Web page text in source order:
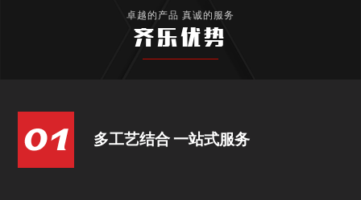
卓越的产品 真诚的服务
齐乐优势
多工艺结合 一站式服务